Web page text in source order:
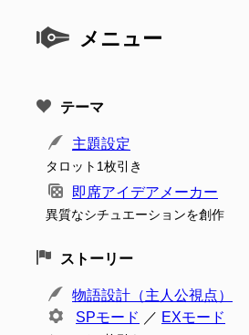
メニュー
テーマ
主題設定
タロット1枚引き
即席アイデアメーカー
異質なシチュエーションを創作
ストーリー
物語設計（主人公視点）
SPモード ／ EXモード